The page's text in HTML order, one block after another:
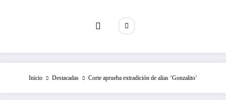
Inicio Destacadas Corte aprueba extradición de alias ‘Gonzalito’